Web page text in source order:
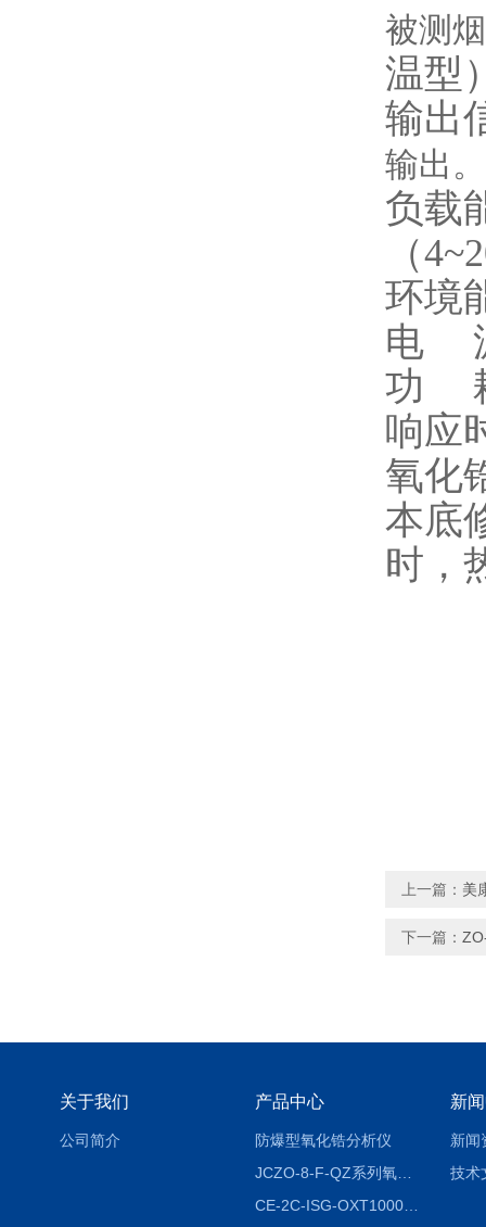
被测
温型
输出
输出。
负载
（
环境
电
功
响
氧化
本底
时，
上一篇： 美
下一篇：
关于我们
公司简介
产品中心
防爆型氧化锆分析仪
JCZO-8-F-QZ系列氧化锆分析仪
CE-2C-ISG-OXT1000氧化锆分析仪生产厂家
新
新闻
技术